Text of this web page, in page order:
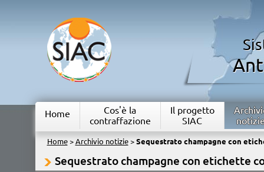
Home
Cos'è la
contraffazione
Il progetto
SIAC
Home> Archivio notizie> Sequestrato champagne con
Sequestrato champagne con etichette